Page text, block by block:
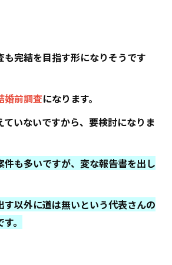
も完結を目指す形になりそうです
婚前調査になります。
ていないですから、要検討になりま
件も多いですが、変な報告書を出し
す以外に道は無いという代表さんの
。